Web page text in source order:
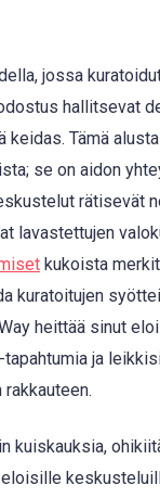
jossa
hallitsevat
keidas. Tämä
se on aidon
rätisevät
lavastettujen
kukoista
kuratoitujen
heittää sinut
tapahtumia ja
kuiskauksia,